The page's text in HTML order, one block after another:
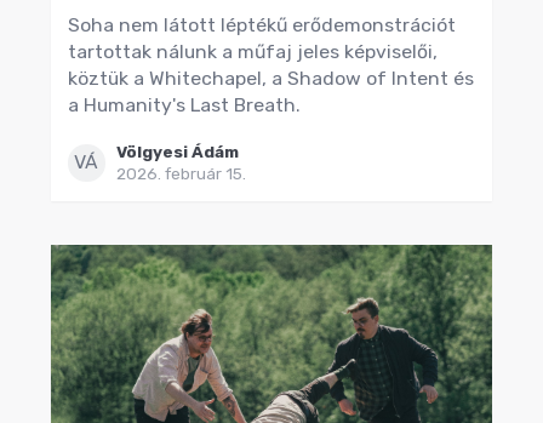
Soha nem látott léptékű erődemonstrációt
tartottak nálunk a műfaj jeles képviselői,
köztük a Whitechapel, a Shadow of Intent és
a Humanity's Last Breath.
VÁ
Völgyesi Ádám
2026. február 15.